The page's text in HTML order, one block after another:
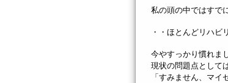
私の頭の中ではすで
・・ほとんどリハビ
今やすっかり慣れま
現状の問題点として
「すみません、マイ